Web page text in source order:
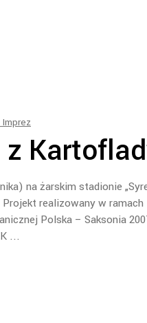
z
na żarskim stadionie
realizowany w
Polska – Saksonia